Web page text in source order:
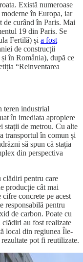
Există numeroase
în Europa, iar
de curând în Paris. Mai
19 din Paris. Se
Fertilă) și a fost
de construcții
în România), după ce
“Reinventarea
teren industrial
în imediata apropiere
stații de metrou. Cu alte
transportul în comun și
să spun că stația
din perspectiva
clădiri pentru care
producție cât mai
concrete pe acest
responsabilă pentru
de carbon. Poate cu
clădiri au fost realizate
local din regiunea Île-
pot fi reutilizate.